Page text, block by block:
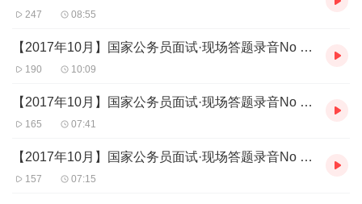
247 08:55
【2017年10月】国家公务员面试·现场答题录音No (73)
190 10:09
【2017年10月】国家公务员面试·现场答题录音No (72)
165 07:41
【2017年10月】国家公务员面试·现场答题录音No (71)
157 07:15